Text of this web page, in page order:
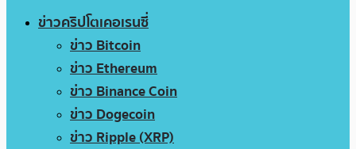
ข่าวคริปโตเคอเรนซี่
ข่าว Bitcoin
ข่าว Ethereum
ข่าว Binance Coin
ข่าว Dogecoin
ข่าว Ripple (XRP)